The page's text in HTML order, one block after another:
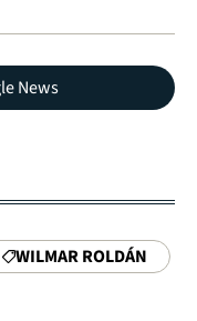
News
WILMAR ROLDÁN